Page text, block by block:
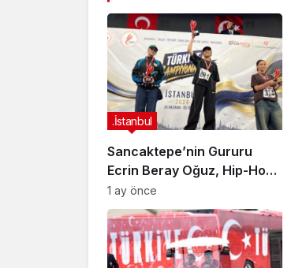
Sancaktepe’nin Gururu
Ecrin Beray Oğuz, Hip-Hop
Türkiye Şampiyonu Olarak
Zirveye Çıktı
.İstanbul
1 ay önce